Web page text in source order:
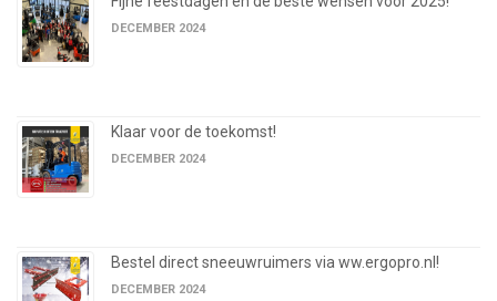
DECEMBER 2024
Klaar voor de toekomst!
DECEMBER 2024
Bestel direct sneeuwruimers via ww.ergopro.nl!
DECEMBER 2024